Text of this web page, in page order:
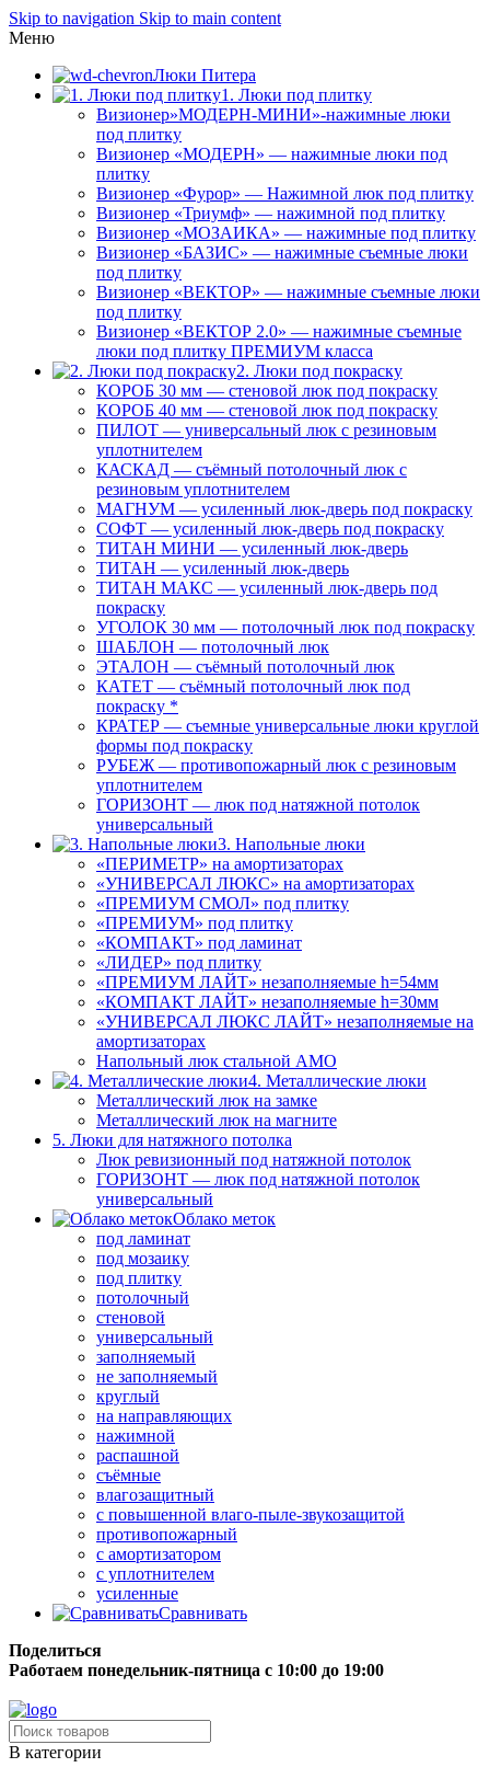
Skip to navigation Skip to main content
Меню
Люки Питера
1. Люки под плитку
Визионер»МОДЕРН-МИНИ»-нажимные люки
под плитку
Визионер «МОДЕРН» — нажимные люки под
плитку
Визионер «Фурор» — Нажимной люк под плитку
Визионер «Триумф» — нажимной под плитку
Визионер «МОЗАИКА» — нажимные под плитку
Визионер «БАЗИС» — нажимные съемные люки
под плитку
Визионер «ВЕКТОР» — нажимные съемные люки
под плитку
Визионер «ВЕКТОР 2.0» — нажимные съемные
люки под плитку ПРЕМИУМ класса
2. Люки под покраску
КОРОБ 30 мм — стеновой люк под покраску
КОРОБ 40 мм — стеновой люк под покраску
ПИЛОТ — универсальный люк с резиновым
уплотнителем
КАСКАД — съёмный потолочный люк с
резиновым уплотнителем
МАГНУМ — усиленный люк-дверь под покраску
СОФТ — усиленный люк-дверь под покраску
ТИТАН МИНИ — усиленный люк-дверь
ТИТАН — усиленный люк-дверь
ТИТАН МАКС — усиленный люк-дверь под
покраску
УГОЛОК 30 мм — потолочный люк под покраску
ШАБЛОН — потолочный люк
ЭТАЛОН — съёмный потолочный люк
КАТЕТ — съёмный потолочный люк под
покраску *
КРАТЕР — съемные универсальные люки круглой
формы под покраску
РУБЕЖ — противопожарный люк с резиновым
уплотнителем
ГОРИЗОНТ — люк под натяжной потолок
универсальный
3. Напольные люки
«ПЕРИМЕТР» на амортизаторах
«УНИВЕРСАЛ ЛЮКС» на амортизаторах
«ПРЕМИУМ СМОЛ» под плитку
«ПРЕМИУМ» под плитку
«КОМПАКТ» под ламинат
«ЛИДЕР» под плитку
«ПРЕМИУМ ЛАЙТ» незаполняемые h=54мм
«КОМПАКТ ЛАЙТ» незаполняемые h=30мм
«УНИВЕРСАЛ ЛЮКС ЛАЙТ» незаполняемые на
амортизаторах
Напольный люк стальной АМО
4. Металлические люки
Металлический люк на замке
Металлический люк на магните
5. Люки для натяжного потолка
Люк ревизионный под натяжной потолок
ГОРИЗОНТ — люк под натяжной потолок
универсальный
Облако меток
под ламинат
под мозаику
под плитку
потолочный
стеновой
универсальный
заполняемый
не заполняемый
круглый
на направляющих
нажимной
распашной
съёмные
влагозащитный
с повышенной влаго-пыле-звукозащитой
противопожарный
с амортизатором
с уплотнителем
усиленные
Сравнивать
Поделиться
Работаем понедельник-пятница с 10:00 до 19:00
В категории